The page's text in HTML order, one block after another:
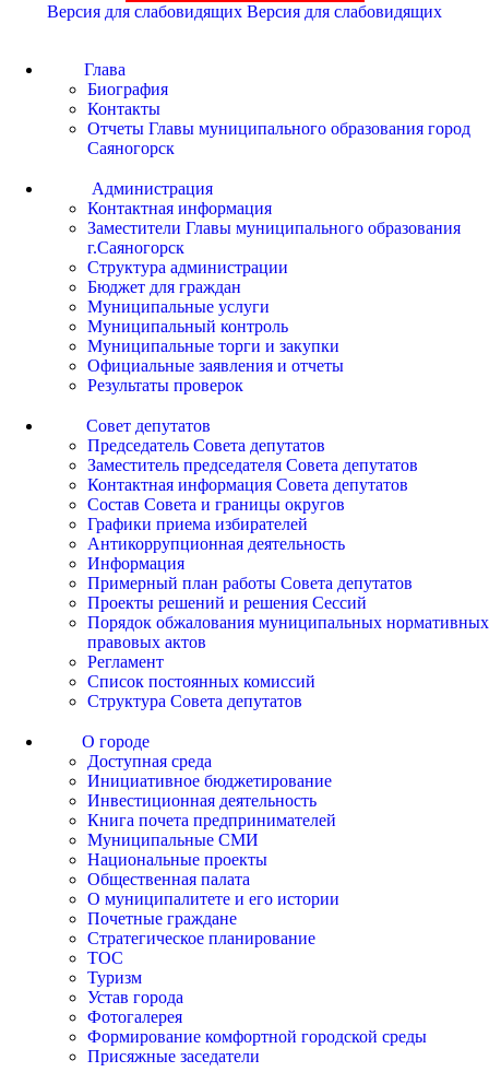
Версия для слабовидящих Версия для слабовидящих
Глава
Биография
Контакты
Отчеты Главы муниципального образования город
Саяногорск
Администрация
Контактная информация
Заместители Главы муниципального образования
г.Саяногорск
Структура администрации
Бюджет для граждан
Муниципальные услуги
Муниципальный контроль
Муниципальные торги и закупки
Официальные заявления и отчеты
Результаты проверок
Совет депутатов
Председатель Совета депутатов
Заместитель председателя Совета депутатов
Контактная информация Совета депутатов
Состав Совета и границы округов
Графики приема избирателей
Антикоррупционная деятельность
Информация
Примерный план работы Совета депутатов
Проекты решений и решения Сессий
Порядок обжалования муниципальных нормативных
правовых актов
Регламент
Список постоянных комиссий
Структура Совета депутатов
О городе
Доступная среда
Инициативное бюджетирование
Инвестиционная деятельность
Книга почета предпринимателей
Муниципальные СМИ
Национальные проекты
Общественная палата
О муниципалитете и его истории
Почетные граждане
Стратегическое планирование
ТОС
Туризм
Устав города
Фотогалерея
Формирование комфортной городской среды
Присяжные заседатели